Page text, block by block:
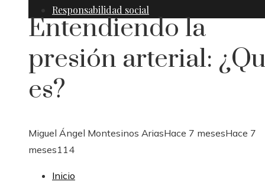
Responsabilidad social
Entendiendo la
presión arterial:
es?
Miguel Ángel Montesinos AriasHace 7 mesesHace 7
meses114
Inicio